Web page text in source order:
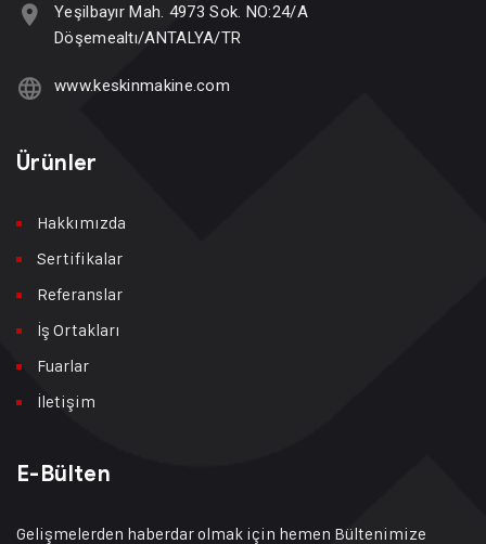
Yeşilbayır Mah. 4973 Sok. NO:24/A
Döşemealtı/ANTALYA/TR
www.keskinmakine.com
Ürünler
Hakkımızda
Sertifikalar
Referanslar
İş Ortakları
Fuarlar
İletişim
E-Bülten
Gelişmelerden haberdar olmak için hemen Bültenimize